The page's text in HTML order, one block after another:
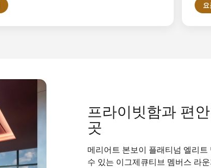
프라이빗함과 편
곳
메리어트 본보이 플래티넘 엘리
수 있는 이그제큐티브 멤버스 라